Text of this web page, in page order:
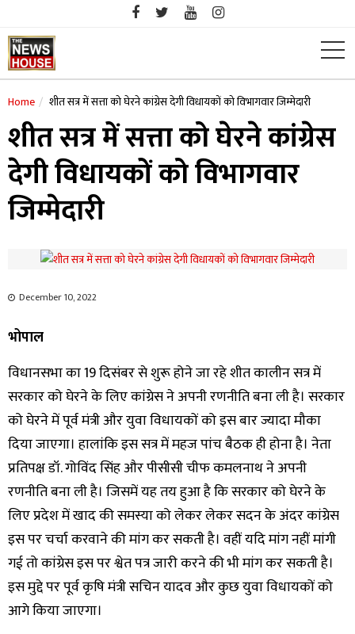
content
Home शीत सत्र में सत्ता को घेरने कांग्रेस देगी विधायकों को विभागवार जिम्मेदारी
शीत सत्र में सत्ता को घेरने कांग्रेस
देगी विधायकों को विभागवार
जिम्मेदारी
December 10, 2022
भोपाल
विधानसभा का 19 दिसंबर से शुरू होने जा रहे शीत कालीन सत्र में
सरकार को घेरने के लिए कांग्रेस ने अपनी रणनीति बना ली है। सरकार
को घेरने में पूर्व मंत्री और युवा विधायकों को इस बार ज्यादा मौका
दिया जाएगा। हालांकि इस सत्र में महज पांच बैठक ही होना है। नेता
प्रतिपक्ष डॉ. गोविंद सिंह और पीसीसी चीफ कमलनाथ ने अपनी
रणनीति बना ली है। जिसमें यह तय हुआ है कि सरकार को घेरने के
लिए प्रदेश में खाद की समस्या को लेकर लेकर सदन के अंदर कांग्रेस
इस पर चर्चा करवाने की मांग कर सकती है। वहीं यदि मांग नहीं मांगी
गई तो कांग्रेस इस पर श्वेत पत्र जारी करने की भी मांग कर सकती है।
इस मुद्दे पर पूर्व कृषि मंत्री सचिन यादव और कुछ युवा विधायकों को
आगे किया जाएगा।